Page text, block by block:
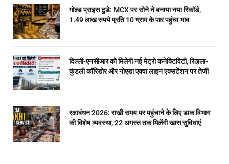
गोल्ड प्राइस टुडे: MCX पर सोने ने बनाया नया रिकॉर्ड,
1.49 लाख रुपये प्रति 10 ग्राम के पार पहुंचा भाव
दिल्ली-एनसीआर को मिलेगी नई मेट्रो कनेक्टिविटी, रिठाला-
कुंडली कॉरिडोर और नोएडा एक्वा लाइन एक्सटेंशन पर तेजी
रक्षाबंधन 2026: राखी समय पर पहुंचाने के लिए डाक विभाग
की विशेष व्यवस्था, 22 अगस्त तक मिलेंगी खास सुविधाएं